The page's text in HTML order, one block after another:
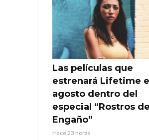
Las películas que
estrenará Lifetime
agosto dentro del
especial “Rostros
Engaño”
Hace 23 horas